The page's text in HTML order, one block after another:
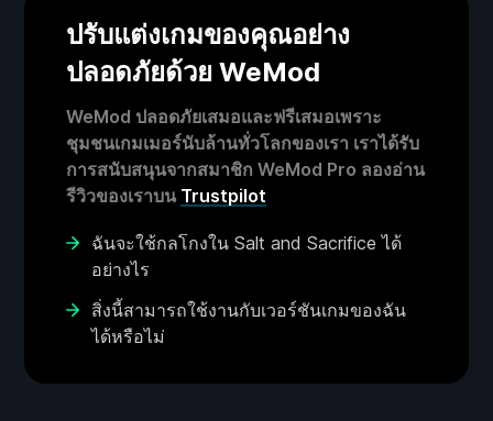
ปรับแต่งเกมของคุณอย่าง
ปลอดภัยด้วย WeMod
WeMod ปลอดภัยเสมอและฟรีเสมอเพราะ
ชุมชนเกมเมอร์นับล้านทั่วโลกของเรา เราได้รับ
การสนับสนุนจากสมาชิก WeMod Pro ลองอ่าน
รีวิวของเราบน Trustpilot
ฉันจะใช้กลโกงใน Salt and Sacrifice ได้
อย่างไร
สิ่งนี้สามารถใช้งานกับเวอร์ชันเกมของฉัน
ได้หรือไม่